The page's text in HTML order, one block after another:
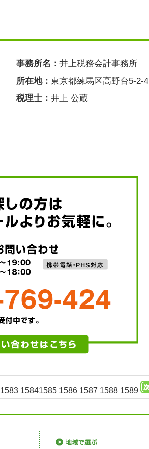
事務所名： 井上税務会計事務所
所在地： 東京都練馬区高野台5-2-4
税理士： 井上 公蔵
1583 15841585 1586 1587 1588 1589